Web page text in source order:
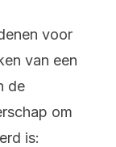
voor
van een
de
om
is: